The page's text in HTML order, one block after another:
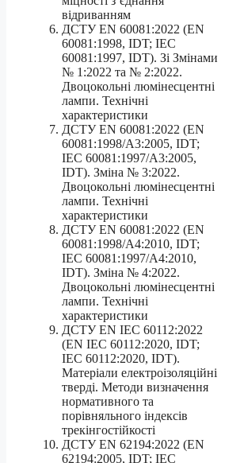
відриванням
ДСТУ EN 60081:2022 (EN
60081:1998, IDT; IEC
60081:1997, IDT). Зі Змінами
№ 1:2022 та № 2:2022.
Двоцокольні люмінесцентні
лампи. Технічні
характеристики
ДСТУ EN 60081:2022 (EN
60081:1998/A3:2005, IDT;
IEC 60081:1997/A3:2005,
IDT). Зміна № 3:2022.
Двоцокольні люмінесцентні
лампи. Технічні
характеристики
ДСТУ EN 60081:2022 (EN
60081:1998/A4:2010, IDT;
IEC 60081:1997/A4:2010,
IDT). Зміна № 4:2022.
Двоцокольні люмінесцентні
лампи. Технічні
характеристики
ДСТУ EN IEC 60112:2022
(EN IEC 60112:2020, IDT;
IEC 60112:2020, IDT).
Матеріали електроізоляційні
тверді. Методи визначення
нормативного та
порівняльного індексів
трекінгостійкості
ДСТУ EN 62194:2022 (EN
62194:2005, IDT; IEC